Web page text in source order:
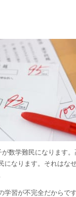
数学難民になります
になります。それはな
学習が不完全だからで